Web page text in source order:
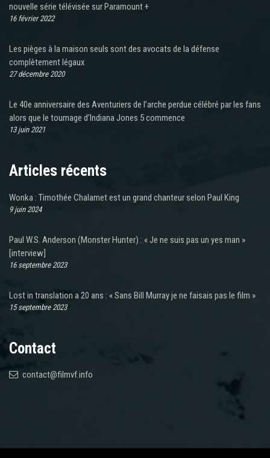
nouvelle série télévisée sur Paramount +
16 février 2022
Les pièges à la maison seuls sont des avocats de la défense
complètement légaux
27 décembre 2020
Le 40e anniversaire des Aventuriers de l’arche perdue célébré par les fans
alors que le tournage d’Indiana Jones 5 commence
13 juin 2021
Articles récents
Wonka : Timothée Chalamet est un grand chanteur selon Paul King
9 juin 2024
Paul W.S. Anderson (Monster Hunter) : « Je ne suis pas un yes man »
[interview]
16 septembre 2023
Lost in translation a 20 ans : « Sans Bill Murray je ne faisais pas le film »
15 septembre 2023
Contact
contact@filmvf.info